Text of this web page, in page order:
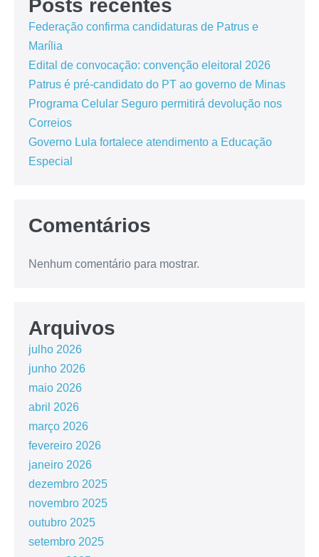
Posts recentes
Federação confirma candidaturas de Patrus e
Marília
Edital de convocação: convenção eleitoral 2026
Patrus é pré-candidato do PT ao governo de Minas
Programa Celular Seguro permitirá devolução nos
Correios
Governo Lula fortalece atendimento a Educação
Especial
Comentários
Nenhum comentário para mostrar.
Arquivos
julho 2026
junho 2026
maio 2026
abril 2026
março 2026
fevereiro 2026
janeiro 2026
dezembro 2025
novembro 2025
outubro 2025
setembro 2025